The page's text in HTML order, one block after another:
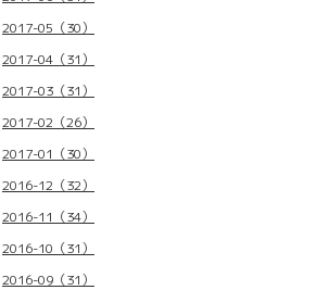
2017-05（30）
2017-04（31）
2017-03（31）
2017-02（26）
2017-01（30）
2016-12（32）
2016-11（34）
2016-10（31）
2016-09（31）